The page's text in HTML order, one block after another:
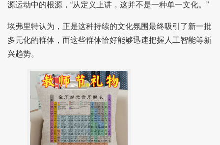
源运动中的根源，“从定义上讲，这并不是一种单一文化。”
埃弗里特认为，正是这种持续的文化氛围最终吸引了新一批
多元化的群体，而这些群体恰好能够迅速把握人工智能等新
兴趋势。